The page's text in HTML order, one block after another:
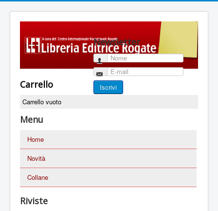
Newsletter
Nome
E-mail
Iscrivi
Carrello
Carrello vuoto
Menu
Home
Novità
Collane
Riviste